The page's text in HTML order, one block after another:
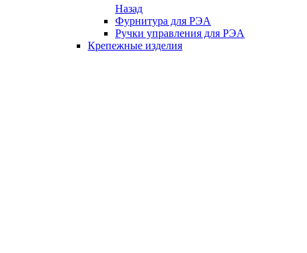
Назад
Фурнитура для РЭА
Ручки управления для РЭА
Крепежные изделия